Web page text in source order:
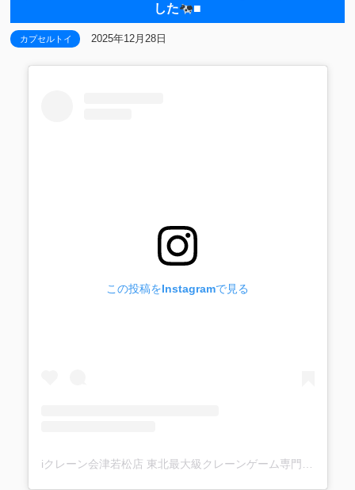
した
■
カプセルトイ 2025年12月28日
この投稿をInstagramで見る